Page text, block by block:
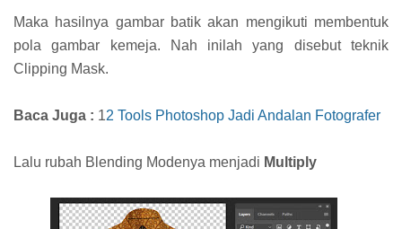
Maka hasilnya gambar batik akan mengikuti membentuk
pola gambar kemeja. Nah inilah yang disebut teknik
Clipping Mask.
Baca Juga : 12 Tools Photoshop Jadi Andalan Fotografer
Lalu rubah Blending Modenya menjadi Multiply